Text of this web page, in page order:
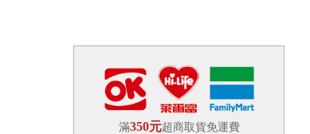
滿350元超商取貨免運費